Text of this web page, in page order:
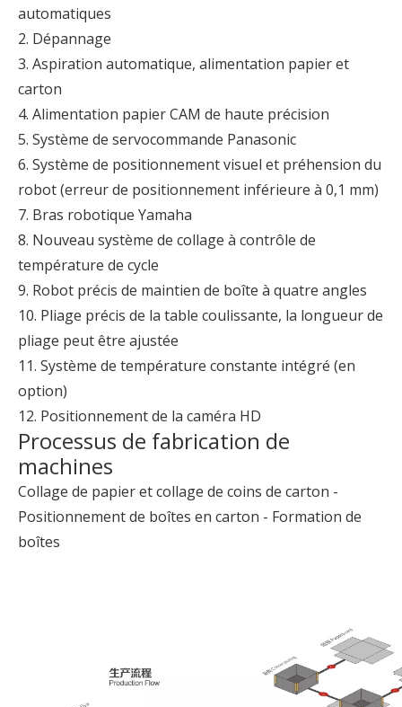
automatiques
2. Dépannage
3. Aspiration automatique, alimentation papier et
carton
4. Alimentation papier CAM de haute précision
5. Système de servocommande Panasonic
6. Système de positionnement visuel et préhension du
robot (erreur de positionnement inférieure à 0,1 mm)
7. Bras robotique Yamaha
8. Nouveau système de collage à contrôle de
température de cycle
9. Robot précis de maintien de boîte à quatre angles
10. Pliage précis de la table coulissante, la longueur de
pliage peut être ajustée
11. Système de température constante intégré (en
option)
12. Positionnement de la caméra HD
Processus de fabrication de
machines
Collage de papier et collage de coins de carton -
Positionnement de boîtes en carton - Formation de
boîtes